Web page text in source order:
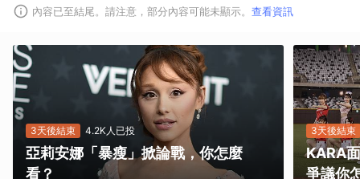
內容已至結尾。請注意，部分內容可能未顯示。 查看資訊
3天後結束 4.2K人已投
亞莉安娜「暴瘦」掀論戰，你怎麼
看？
3天後結束
KARA
爭議你